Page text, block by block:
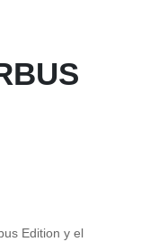
Edition y el